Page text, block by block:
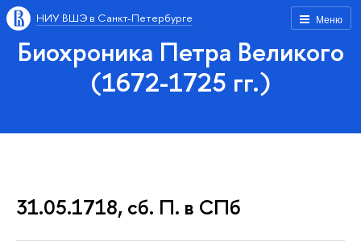
Меню
НИУ ВШЭ в Санкт-Петербурге
Биохроника Петра Великого
(1672-1725 гг.)
31.05.1718, сб. П. в СПб